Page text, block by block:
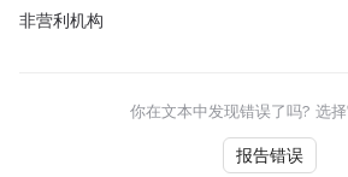
非营利机构
你在文本中发现错误了吗? 选
报告错误